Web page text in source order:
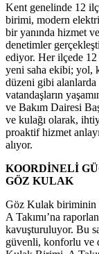
Kent genelinde 12
birimi, modern
bir yanında hizmet
denetimler
ediyor. Her ilçede
yeni saha ekibi; yol,
düzeni gibi alanlarda
vatandaşların
ve Bakım Dairesi
ve kulağı olarak,
proaktif hizmet
alıyor.
KOORDİNELİ
GÖZ KULAK
Göz Kulak biriminin
A Takımı’na
kavuşturuluyor. Bu
güvenli, konforlu ve